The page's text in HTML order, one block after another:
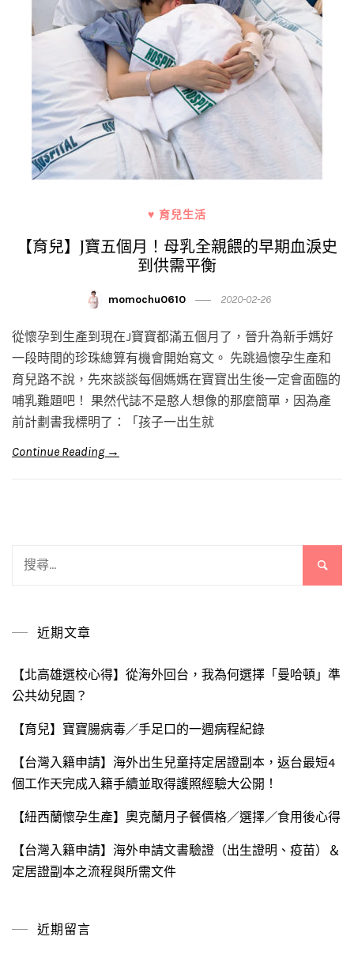
♥ 育兒生活
【育兒】J寶五個月！母乳全親餵的早期血淚史
到供需平衡
momochu0610 2020-02-26
從懷孕到生產到現在J寶寶都滿五個月了，晉升為新手媽好
一段時間的珍珠總算有機會開始寫文。 先跳過懷孕生產和
育兒路不說，先來談談每個媽媽在寶寶出生後一定會面臨的
哺乳難題吧！ 果然代誌不是憨人想像的那麼簡單，因為產
前計劃書我標明了：「孩子一出生就
Continue Reading →
近期文章
【北高雄選校心得】從海外回台，我為何選擇「曼哈頓」準
公共幼兒園？
【育兒】寶寶腸病毒／手足口的一週病程紀錄
【台灣入籍申請】海外出生兒童持定居證副本，返台最短4
個工作天完成入籍手續並取得護照經驗大公開！
【紐西蘭懷孕生產】奧克蘭月子餐價格／選擇／食用後心得
【台灣入籍申請】海外申請文書驗證（出生證明、疫苗）＆
定居證副本之流程與所需文件
近期留言